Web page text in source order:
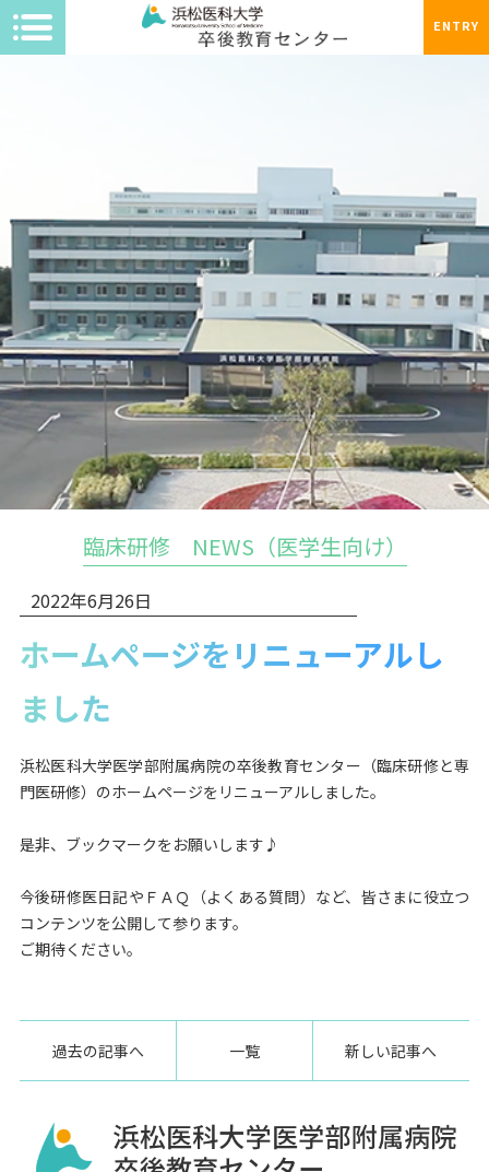
ENTRY
臨床研修 NEWS（医学生向け）
2022年6月26日
ホームページをリニューアルし
ました
浜松医科大学医学部附属病院の卒後教育センター（臨床研修と専
門医研修）のホームページをリニューアルしました。
是非、ブックマークをお願いします♪
今後研修医日記やＦＡＱ（よくある質問）など、皆さまに役立つ
コンテンツを公開して参ります。
ご期待ください。
過去の記事へ 一覧 新しい記事へ